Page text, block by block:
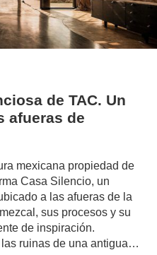
de TAC. Un
afueras de
mexicana propiedad de
Casa Silencio, un
a las afueras de la
sus procesos y su
de inspiración.
ruinas de una antigua…